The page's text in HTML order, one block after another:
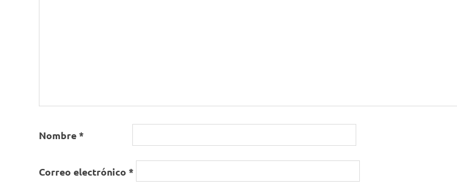
Nombre*
Correo electrónico *